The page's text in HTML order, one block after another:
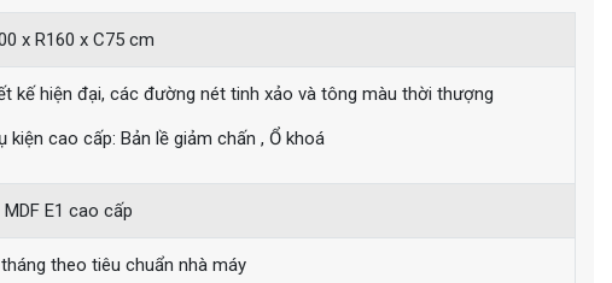
x R160 x C75 cm
kế hiện đại, các đường nét tinh xảo và tông màu thời thượng
kiện cao cấp: Bản lề giảm chấn , Ổ khoá
MDF E1 cao cấp
theo tiêu chuẩn nhà máy